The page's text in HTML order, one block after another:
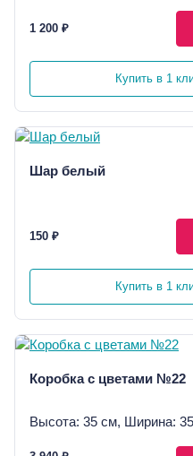
1 200 ₽
Купить в 1
Шар белый
150 ₽
Купить в 1
Коробка с цветами №22
Высота: 35 см, Ширина: